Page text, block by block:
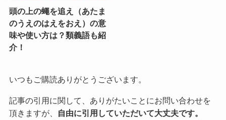
頭の上の蠅を追え（あたま
のうえのはえをおえ）の意
味や使い方は？類義語も紹
介！
いつもご購読ありがとうございます。
記事の引用に関して、ありがたいことにお問い合わせを
頂きますが、
自由に引用していただいて大丈夫です。